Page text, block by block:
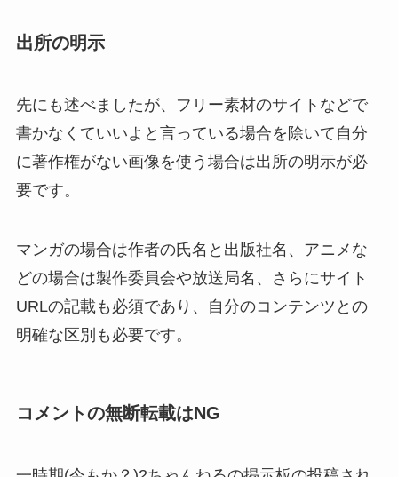
出所の明示
先にも述べましたが、フリー素材のサイトなどで
書かなくていいよと言っている場合を除いて自分
に著作権がない画像を使う場合は出所の明示が必
要です。
マンガの場合は作者の氏名と出版社名、アニメな
どの場合は製作委員会や放送局名、さらにサイト
URLの記載も必須であり、自分のコンテンツとの
明確な区別も必要です。
コメントの無断転載はNG